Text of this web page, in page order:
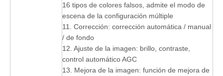
16 tipos de colores falsos, admite el modo de
escena de la configuración múltiple
11. Corrección: corrección automática / manual
/ de fondo
12. Ajuste de la imagen: brillo, contraste,
control automático AGC
13. Mejora de la imagen: función de mejora de